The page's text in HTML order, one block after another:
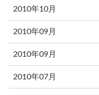
2010年10月
2010年09月
2010年09月
2010年07月